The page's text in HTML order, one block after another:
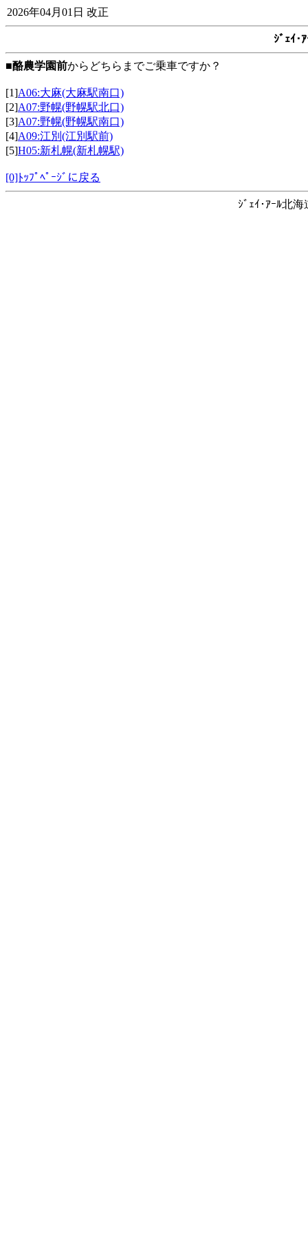
2026年04月01日 改正
ｼﾞｪｲ･
■酪農学園前からどちらまでご乗車ですか？
[1]A06:大麻(大麻駅南口)
[2]A07:野幌(野幌駅北口)
[3]A07:野幌(野幌駅南口)
[4]A09:江別(江別駅前)
[5]H05:新札幌(新札幌駅)
[0]ﾄｯﾌﾟﾍﾟｰｼﾞに戻る
ｼﾞｪｲ･ｱｰﾙ北